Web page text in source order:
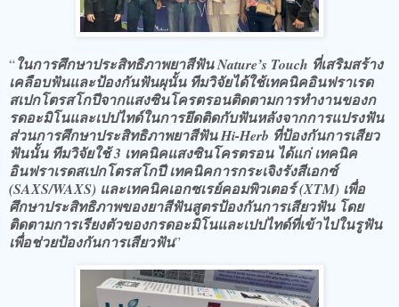
“ในการศึกษาประสิทธิภาพยาสีฟัน Nature’s Touch ที่เสริมสร้าง
เคลือบฟันและป้องกันฟันผุนั้น ทีมวิจัยได้ใช้เทคนิคอินฟราเรด
สเปกโตรสโกปีจากแสงซินโครตรอนติดตามการทำงานของก
รดอะมิโนและเปปไทด์ในการยึดติดกับฟันหลังจากการแปรงฟัน
ส่วนการศึกษาประสิทธิภาพยาสีฟัน Hi-Herb ที่ป้องกันการเสียว
ฟันนั้น ทีมวิจัยใช้ 3 เทคนิคแสงซินโครตรอน ได้แก่ เทคนิค
อินฟราเรดสเปกโตรสโกปี เทคนิคการกระเจิงรังสีเอกซ์
(SAXS/WAXS) และเทคนิคเอกซเรย์คอมพิวเตอร์ (XTM) เพื่อ
ศึกษาประสิทธิภาพของยาสีฟันสูตรป้องกันการเสียวฟัน โดย
ติดตามการเรียงตัวของกรดอะมิโนและเปปไทด์ที่เข้าไปในรูฟัน
เพื่อช่วยป้องกันการเสียวฟัน”